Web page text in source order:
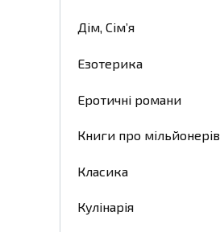
Дім, Сім’я
Езотерика
Еротичні романи
Книги про мільйонерів
Класика
Кулінарія